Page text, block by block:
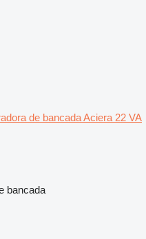
de bancada Aciera 22 VA
bancada